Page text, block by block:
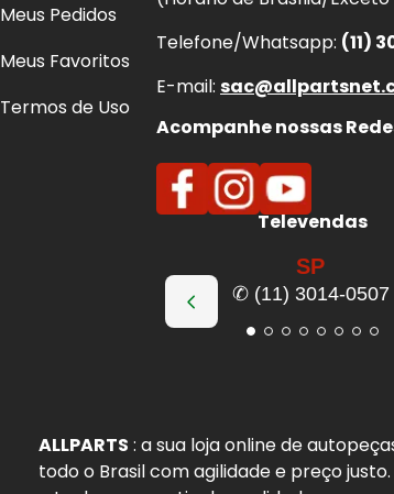
Meus Pedidos
Meus Favoritos
Termos de Uso
Telefone/Whatsapp: (11)
E-mail:
Acompanhe nossas
Televendas
SP
✆ (11) 3014-0507
ALLPARTS : a sua loja online de
todo o Brasil com agilidade e preço